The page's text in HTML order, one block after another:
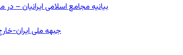
بیانیه مجامع اسلامی ایرانیان
جبهه ملی ایران-